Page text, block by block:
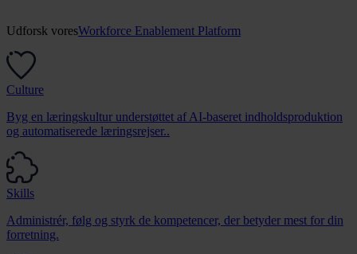
Udforsk voresWorkforce Enablement Platform
Culture
Byg en læringskultur understøttet af AI-baseret indholdsproduktion
og automatiserede læringsrejser..
Skills
Administrér, følg og styrk de kompetencer, der betyder mest for din
forretning.